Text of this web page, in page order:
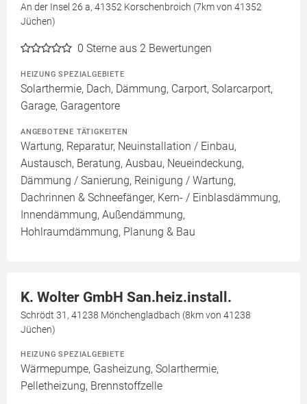
An der Insel 26 a, 41352 Korschenbroich (7km von 41352
Jüchen)
0 Sterne aus 2 Bewertungen
HEIZUNG SPEZIALGEBIETE
Solarthermie, Dach, Dämmung, Carport, Solarcarport,
Garage, Garagentore
ANGEBOTENE TÄTIGKEITEN
Wartung, Reparatur, Neuinstallation / Einbau,
Austausch, Beratung, Ausbau, Neueindeckung,
Dämmung / Sanierung, Reinigung / Wartung,
Dachrinnen & Schneefänger, Kern- / Einblasdämmung,
Innendämmung, Außendämmung,
Hohlraumdämmung, Planung & Bau
K. Wolter GmbH San.heiz.install.
Schrödt 31, 41238 Mönchengladbach (8km von 41238
Jüchen)
HEIZUNG SPEZIALGEBIETE
Wärmepumpe, Gasheizung, Solarthermie,
Pelletheizung, Brennstoffzelle